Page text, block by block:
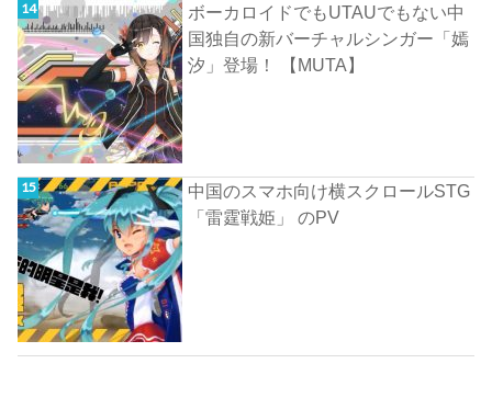
ボーカロイドでもUTAUでもない中
国独自の新バーチャルシンガー「嫣
汐」登場！ 【MUTA】
中国のスマホ向け横スクロールSTG
「雷霆戦姫」 のPV